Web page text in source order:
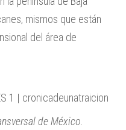
mismos que están
del área de
de México.